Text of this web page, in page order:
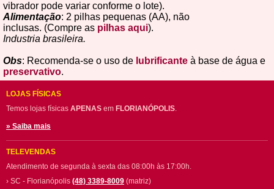
vibrador pode variar conforme o lote).
Alimentação: 2 pilhas pequenas (AA), não
inclusas. (Compre as pilhas aqui).
Industria brasileira.
Obs: Recomenda-se o uso de lubrificante à base de água e
preservativo.
LOJAS FÍSICAS
Temos lojas físicas APENAS em FLORIANÓPOLIS.
» Saiba mais
TELEVENDAS
Atendimento de segunda à sexta das 08:00h às 17:00h.
› SC - Florianópolis (48) 3389-8009 (matriz)